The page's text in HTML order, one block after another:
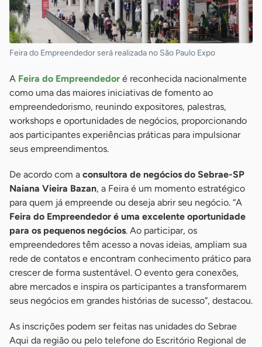
Feira do Empreendedor será realizada no São Paulo Expo
A Feira do Empreendedor é reconhecida nacionalmente
como uma das maiores iniciativas de fomento ao
empreendedorismo, reunindo expositores, palestras,
workshops e oportunidades de negócios, proporcionando
aos participantes experiências práticas para impulsionar
seus empreendimentos.
De acordo com a consultora de negócios do Sebrae-SP
Naiana Vieira Bazan, a Feira é um momento estratégico
para quem já empreende ou deseja abrir seu negócio. “A
Feira do Empreendedor é uma excelente oportunidade
para os pequenos negócios. Ao participar, os
empreendedores têm acesso a novas ideias, ampliam sua
rede de contatos e encontram conhecimento prático para
crescer de forma sustentável. O evento gera conexões,
abre mercados e inspira os participantes a transformarem
seus negócios em grandes histórias de sucesso”, destacou.
As inscrições podem ser feitas nas unidades do Sebrae
Aqui da região ou pelo telefone do Escritório Regional de